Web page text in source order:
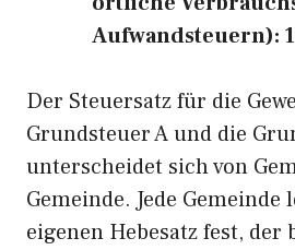
Aufwandsteuern):
Der Steuersatz für die
Grundsteuer A und die
unterscheidet sich von
Gemeinde. Jede
eigenen Hebesatz fest,